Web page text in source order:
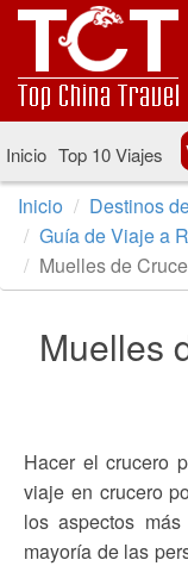
Inicio Top 10 Viajes
Inicio Destinos
Guía de Viaje a
Muelles de
Muelles
Hacer el crucero
viaje en crucero
los aspectos
mayoría de las